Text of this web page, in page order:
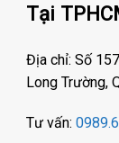
Tại
Địa chỉ: Số
Long Trường,
Tư vấn: